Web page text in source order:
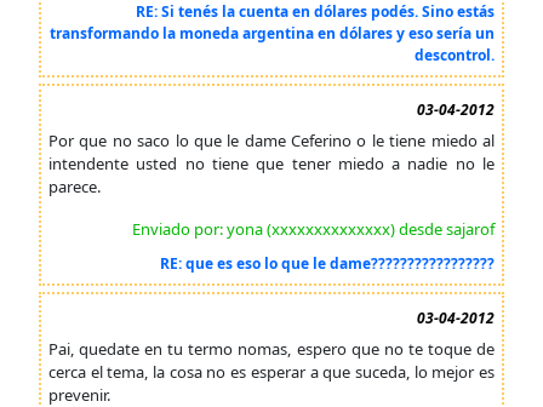
RE: Si tenés la cuenta en dólares podés. Sino estás
transformando la moneda argentina en dólares y eso sería un
descontrol.
03-04-2012
Por que no saco lo que le dame Ceferino o le tiene miedo al
intendente usted no tiene que tener miedo a nadie no le
parece.
Enviado por: yona (xxxxxxxxxxxxxx) desde sajarof
RE: que es eso lo que le dame?????????????????
03-04-2012
Pai, quedate en tu termo nomas, espero que no te toque de
cerca el tema, la cosa no es esperar a que suceda, lo mejor es
prevenir.